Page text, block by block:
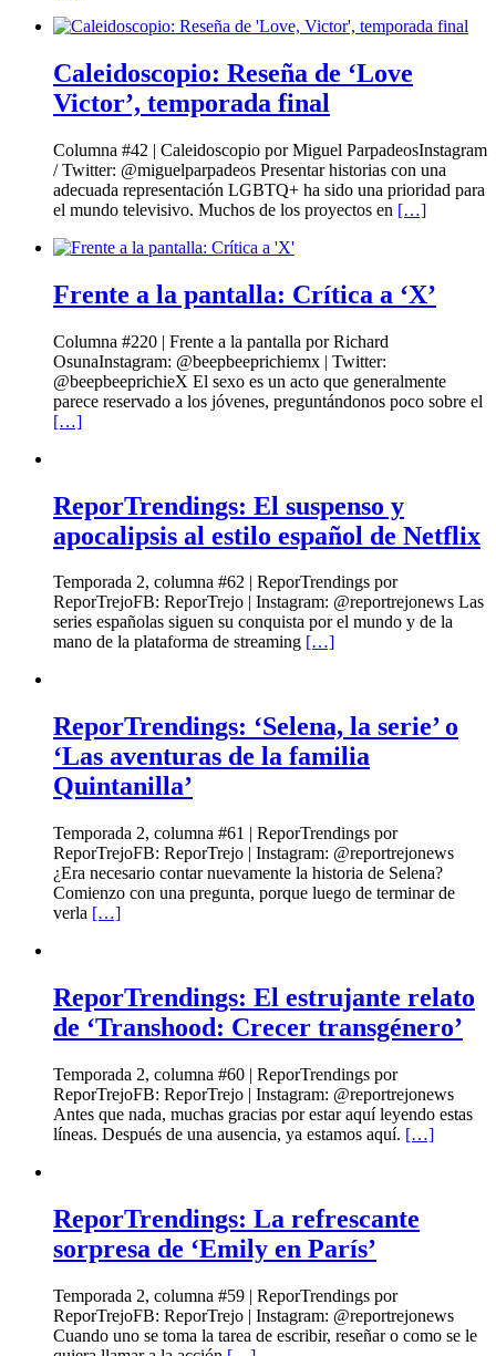
Caleidoscopio: Reseña de ‘Love
Victor’, temporada final
Columna #42 | Caleidoscopio por Miguel ParpadeosInstagram
/ Twitter: @miguelparpadeos Presentar historias con una
adecuada representación LGBTQ+ ha sido una prioridad para
el mundo televisivo. Muchos de los proyectos en […]
Frente a la pantalla: Crítica a ‘X’
Columna #220 | Frente a la pantalla por Richard
OsunaInstagram: @beepbeeprichiemx | Twitter:
@beepbeeprichieX El sexo es un acto que generalmente
parece reservado a los jóvenes, preguntándonos poco sobre el
[…]
ReporTrendings: El suspenso y
apocalipsis al estilo español de Netflix
Temporada 2, columna #62 | ReporTrendings por
ReporTrejoFB: ReporTrejo | Instagram: @reportrejonews Las
series españolas siguen su conquista por el mundo y de la
mano de la plataforma de streaming […]
ReporTrendings: ‘Selena, la serie’ o
‘Las aventuras de la familia
Quintanilla’
Temporada 2, columna #61 | ReporTrendings por
ReporTrejoFB: ReporTrejo | Instagram: @reportrejonews
¿Era necesario contar nuevamente la historia de Selena?
Comienzo con una pregunta, porque luego de terminar de
verla […]
ReporTrendings: El estrujante relato
de ‘Transhood: Crecer transgénero’
Temporada 2, columna #60 | ReporTrendings por
ReporTrejoFB: ReporTrejo | Instagram: @reportrejonews
Antes que nada, muchas gracias por estar aquí leyendo estas
líneas. Después de una ausencia, ya estamos aquí. […]
ReporTrendings: La refrescante
sorpresa de ‘Emily en París’
Temporada 2, columna #59 | ReporTrendings por
ReporTrejoFB: ReporTrejo | Instagram: @reportrejonews
Cuando uno se toma la tarea de escribir, reseñar o como se le